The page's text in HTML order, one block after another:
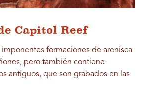
Capitol Reef
formaciones de arenisca
pero también contiene
antiguos, que son grabados en las